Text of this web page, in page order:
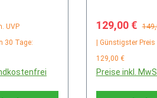
UVP
30 Tage:
129,00 €
| Günstigster
129,00 €
Preise inkl.